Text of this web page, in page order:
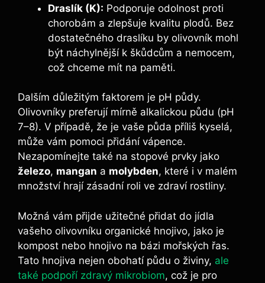
Draslík⁣ (K): Podporuje odolnost proti
chorobám a zlepšuje ⁤kvalitu plodů. Bez⁣
dostatečného draslíku by olivovník​ mohl
být náchylnější k škůdcům a nemocem,
což chceme⁣ mít ​na paměti.
Dalším ⁤důležitým faktorem je pH ⁢půdy.⁣
Olivovníky‍ preferují mírně alkalickou půdu ‍(pH
⁣7–8). V případě, ​že je vaše půda příliš ​kyselá,
může vám pomoci⁣ přidání vápence.
Nezapomínejte ‍také​ na stopové prvky⁤ jako
železo,⁢ mangan a molybden, ⁤které i v malém
množství hrají zásadní roli ve zdraví rostliny.
Možná ⁤vám přijde ⁤užitečné přidat do jídla‌
vašeho olivovníku organické hnojivo, jako⁣ je
kompost ⁢nebo hnojivo na bázi mořských⁣ řas.
Tato ⁤hnojiva nejen obohatí půdu o ‌živiny, ale
také podpoří zdravý mikrobiom, což ⁤je ‌pro